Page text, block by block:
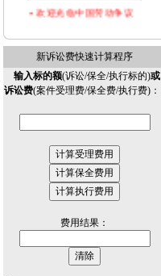
欢迎光临中国劳动争议
律师网！打造中国专业的
新诉讼费快速计算程序
输入标的额(诉讼/保全/执行标的)或
诉讼费(案件受理费/保全费/执行费)：
费用结果：